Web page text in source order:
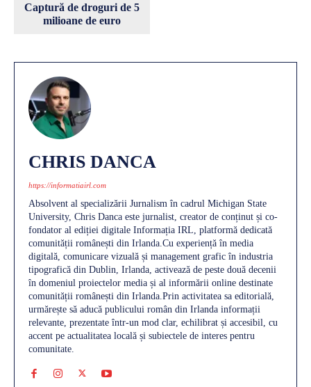
Captură de droguri de 5
milioane de euro
CHRIS DANCA
https://informatiairl.com
Absolvent al specializării Jurnalism în cadrul Michigan State
University, Chris Danca este jurnalist, creator de conținut și co-
fondator al ediției digitale Informația IRL, platformă dedicată
comunității românești din Irlanda.Cu experiență în media
digitală, comunicare vizuală și management grafic în industria
tipografică din Dublin, Irlanda, activează de peste două decenii
în domeniul proiectelor media și al informării online destinate
comunității românești din Irlanda.Prin activitatea sa editorială,
urmărește să aducă publicului român din Irlanda informații
relevante, prezentate într-un mod clar, echilibrat și accesibil, cu
accent pe actualitatea locală și subiectele de interes pentru
comunitate.